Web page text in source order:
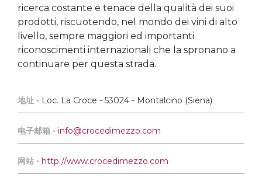
ricerca costante e tenace della qualità dei suoi
prodotti, riscuotendo, nel mondo dei vini di alto
livello, sempre maggiori ed importanti
riconoscimenti internazionali che la spronano a
continuare per questa strada.
地址 • Loc. La Croce - 53024 - Montalcino (Siena)
电子邮箱 • info@crocedimezzo.com
网站 • http://www.crocedimezzo.com